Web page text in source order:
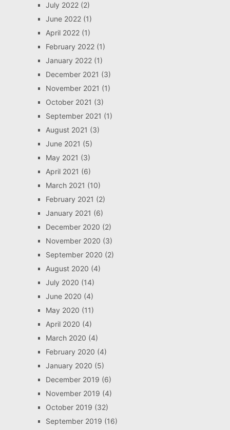
July 2022(2)
June 2022(1)
April 2022(1)
February 2022(1)
January 2022(1)
December 2021 (3)
November 2021 (1)
October 2021 (3)
September 2021 (1)
August 2021 (3)
June 2021 (5)
May 2021 (3)
April 2021 (6)
March 2021 (10)
February 2021 (2)
January 2021 (6)
December 2020 (2)
November 2020 (3)
September 2020 (2)
August 2020 (4)
July 2020 (14)
June 2020 (4)
May 2020 (11)
April 2020 (4)
March 2020 (4)
February 2020 (4)
January 2020 (5)
December 2019 (6)
November 2019 (4)
October 2019 (32)
September 2019 (16)